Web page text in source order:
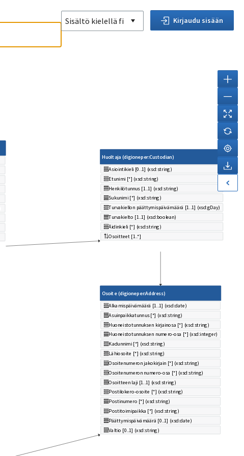
Sisältö kielellä fi Kirjaudu sisään
Huoltaja (digioneper:Custodian)
Asiointikieli [0..1] (xsd:string)
Etunimi [*] (xsd:string)
Henkilötunnus [1..1] (xsd:string)
Sukunimi [*] (xsd:string)
Turvakiellon päättymispäivämäärä [1..1] (xsd:gDay)
Turvakielto [1..1] (xsd:boolean)
Äidinkieli [*] (xsd:string)
Osoitteet [1..*]
Osoite (digioneper:Address)
Alkamispäivämäärä [1..1] (xsd:date)
Asuinpaikkatunnus [*] (xsd:string)
Huoneistotunnuksen kirjainosa [*] (xsd:string)
Huoneistotunnuksen numero-osa [*] (xsd:integer)
Kadunnimi [*] (xsd:string)
Lähiosoite [*] (xsd:string)
Osoitenumeron jakokirjain [*] (xsd:string)
Osoitenumeron numero-osa [*] (xsd:string)
Osoitteen laji [1..1] (xsd:string)
Postilokero-osoite [*] (xsd:string)
Postinumero [*] (xsd:string)
Postitoimipaikka [*] (xsd:string)
Päättymispäivämäärä [0..1] (xsd:date)
Valtio [0..1] (xsd:string)